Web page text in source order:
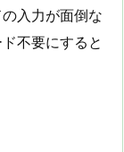
入力が面倒な
不要にすると